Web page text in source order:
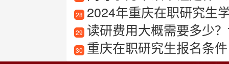
28 2024年重庆在职研究生学
29 读研费用大概需要多少
30 重庆在职研究生报名条件